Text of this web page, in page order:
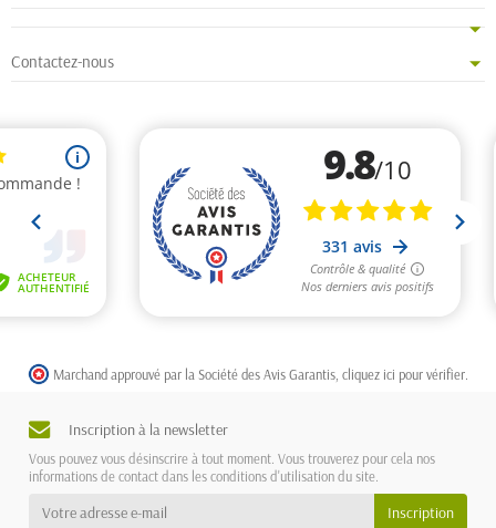
Contactez-nous
Marchand approuvé par la Société des Avis Garantis, cliquez ici pour vérifier
Inscription à la newsletter
Vous pouvez vous désinscrire à tout moment. Vous trouverez pour cela nos
informations de contact dans les conditions d'utilisation du site.